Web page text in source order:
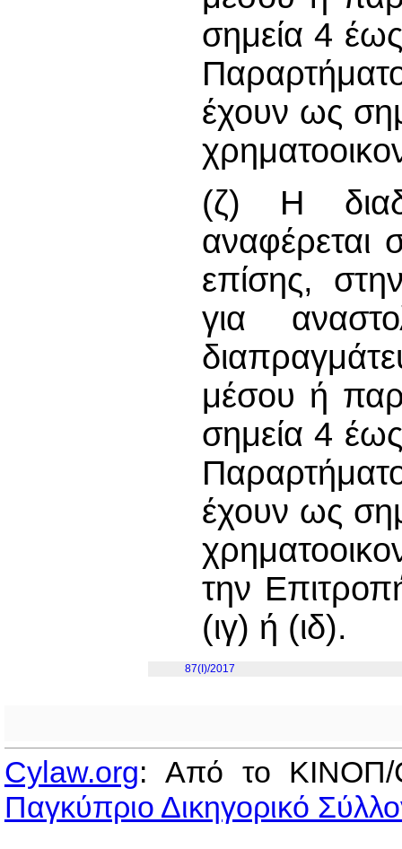
σημεία 4
έχουν ως
(ζ) Η
αναφέρεται
επίσης,
για
μέσου ή
σημεία 4
έχουν ως
την
(ιγ) ή (ιδ).
87(I)/2017
Cylaw.org: Από το
Παγκύπριο Δικηγορικό